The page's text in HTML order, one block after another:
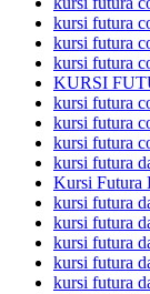
kursi futura
kursi futura
kursi futura
KURSI
kursi futura
kursi futura
kursi futura
kursi futura
Kursi Futura
kursi futura
kursi futura
kursi futura
kursi futura
kursi futura